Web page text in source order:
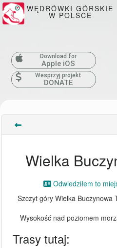
WĘDRÓWKI GÓRSKIE
W POLSCE
Download for
Apple iOS
Wesprzyj projekt
DONATE
Wielka
Odwiedziłem to
Szczyt góry Wielka Buczynowa
Wysokość nad poziomem
Trasy tutaj: